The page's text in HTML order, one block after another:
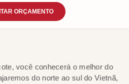
ORÇAMENTO
você conhecerá o melhor do
do norte ao sul do Vietnã,